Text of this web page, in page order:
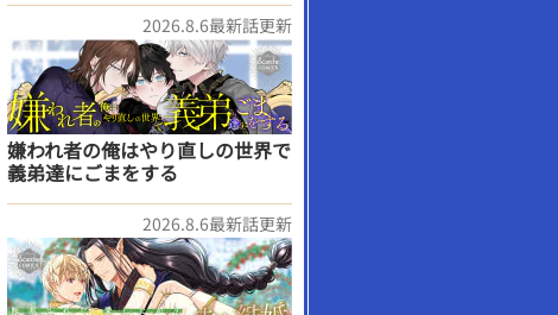
2026.8.6最新話更新
嫌われ者の俺はやり直しの世界で
義弟達にごまをする
2026.8.6最新話更新